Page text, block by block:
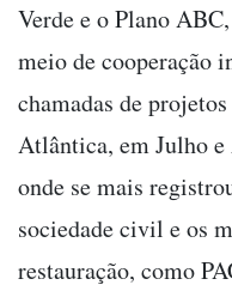
Verde e o Plano
meio de cooperação
chamadas de
Atlântica, em Julho
onde se mais
sociedade civil e os
restauração, como